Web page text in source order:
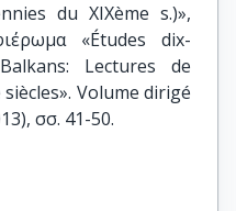
du XIXème s.)»,
«Études dix-
Lectures de
siècles». Volume dirigé
σσ. 41-50.